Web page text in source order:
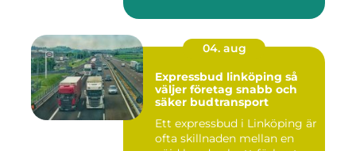
04. aug
Expressbud linköping så
väljer företag snabb och
säker budtransport
Ett expressbud i Linköping är
ofta skillnaden mellan en